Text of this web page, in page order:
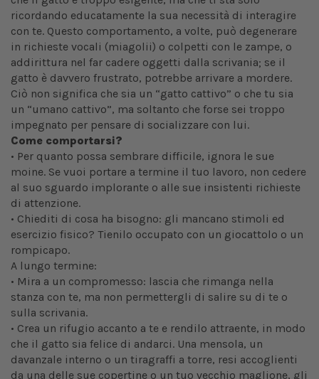
ricordando educatamente la sua necessità di interagire
con te. Questo comportamento, a volte, può degenerare
in richieste vocali (miagolii) o colpetti con le zampe, o
addirittura nel far cadere oggetti dalla scrivania; se il
gatto è davvero frustrato, potrebbe arrivare a mordere.
Ciò non significa che sia un “gatto cattivo” o che tu sia
un “umano cattivo”, ma soltanto che forse sei troppo
impegnato per pensare di socializzare con lui.
Come comportarsi?
• Per quanto possa sembrare difficile, ignora le sue
moine. Se vuoi portare a termine il tuo lavoro, non cedere
al suo sguardo implorante o alle sue insistenti richieste
di attenzione.
• Chiediti di cosa ha bisogno: gli mancano stimoli ed
esercizio fisico? Tienilo occupato con un giocattolo o un
rompicapo.
A lungo termine:
• Mira a un compromesso: lascia che rimanga nella
stanza con te, ma non permettergli di salire su di te o
sulla scrivania.
• Crea un rifugio accanto a te e rendilo attraente, in modo
che il gatto sia felice di andarci. Una mensola, un
davanzale interno o un tiragraffi a torre, resi accoglienti
da una delle sue copertine o un tuo vecchio maglione, gli